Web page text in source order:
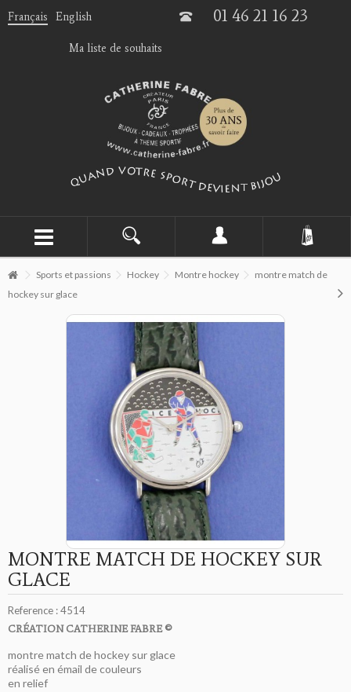
Français English 01 46 21 16 23
Ma liste de souhaits
Sports et passions Hockey Montre hockey
montre match de
hockey sur glace
MONTRE MATCH DE HOCKEY SUR
GLACE
Reference :4514
CRÉATION CATHERINE FABRE ©
montre match de hockey sur glace
réalisé en émail de couleurs
en relief